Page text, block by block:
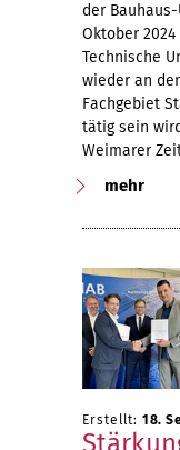
der
Oktober
Technische
wieder an
Fachgebiet
tätig sein
Weimarer
mehr
Erstellt: 18.